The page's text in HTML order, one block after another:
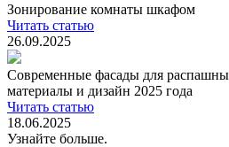
Зонирование комнаты шкафом
Читать статью
26.09.2025
Современные фасады для
материалы и дизайн 2025 года
Читать статью
18.06.2025
Узнайте больше.